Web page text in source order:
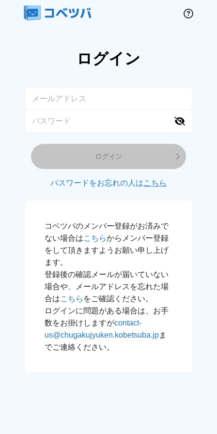
ログイン
ログイン
パスワードをお忘れの人はこちら
コベツバのメンバー登録がお済みで
ない場合はこちらからメンバー登録
をして頂きますようお願い申し上げ
ます。
登録後の確認メールが届いていない
場合や、メールアドレスを忘れた場
合はこちら をご確認ください。
ログインに問題がある場合は、お手
数をお掛けしますがcontact-
us@chugakujyuken.kobetsuba.jpま
でご連絡ください。